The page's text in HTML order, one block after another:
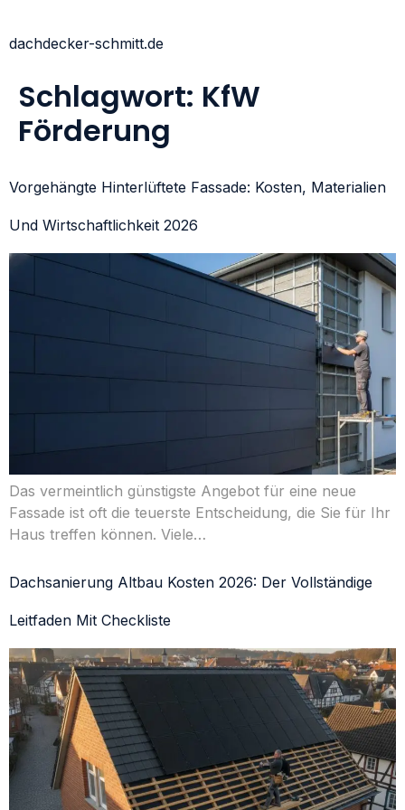
dachdecker-schmitt.de
Schlagwort: KfW
Förderung
Vorgehängte Hinterlüftete Fassade: Kosten, Materialien
Und Wirtschaftlichkeit 2026
Das vermeintlich günstigste Angebot für eine neue
Fassade ist oft die teuerste Entscheidung, die Sie für Ihr
Haus treffen können. Viele…
Dachsanierung Altbau Kosten 2026: Der Vollständige
Leitfaden Mit Checkliste